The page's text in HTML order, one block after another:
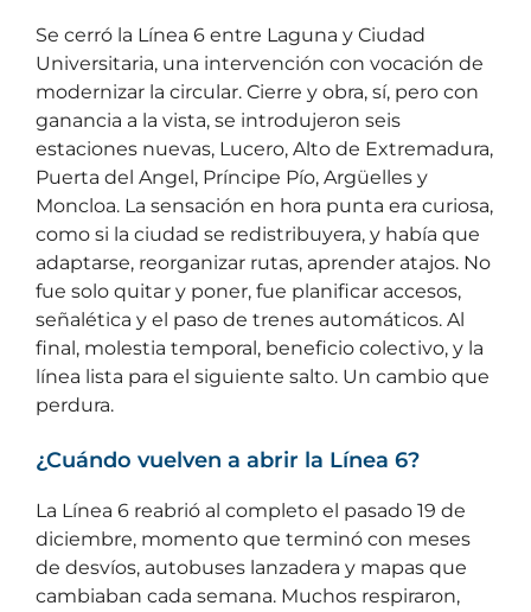
Se cerró la Línea 6 entre Laguna y Ciudad
Universitaria, una intervención con vocación de
modernizar la circular. Cierre y obra, sí, pero con
ganancia a la vista, se introdujeron seis
estaciones nuevas, Lucero, Alto de Extremadura,
Puerta del Angel, Príncipe Pío, Argüelles y
Moncloa. La sensación en hora punta era curiosa,
como si la ciudad se redistribuyera, y había que
adaptarse, reorganizar rutas, aprender atajos. No
fue solo quitar y poner, fue planificar accesos,
señalética y el paso de trenes automáticos. Al
final, molestia temporal, beneficio colectivo, y la
línea lista para el siguiente salto. Un cambio que
perdura.
¿Cuándo vuelven a abrir la Línea 6?
La Línea 6 reabrió al completo el pasado 19 de
diciembre, momento que terminó con meses
de desvíos, autobuses lanzadera y mapas que
cambiaban cada semana. Muchos respiraron,